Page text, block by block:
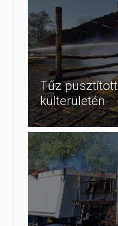
Tűz
külterületén